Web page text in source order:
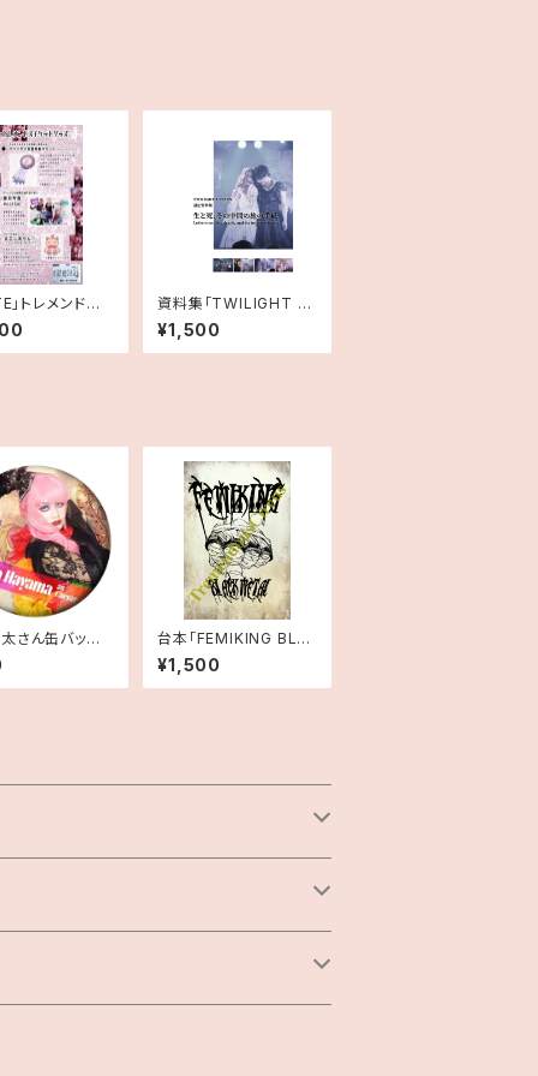
｣トレメンドス
特典のみ
資料集「TWILIGHT L
OVERS」
¥1,500
さん缶バッジ
」
台本「FEMIKING BLA
CK METAL」
¥1,500